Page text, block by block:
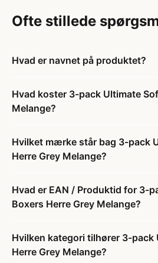
Ofte stillede
Hvad er navnet på produktet?
Hvad koster 3-pack Ultimate
Melange?
Hvilket mærke står bag 3-pack
Herre Grey Melange?
Hvad er EAN / Produktid for 3-
Boxers Herre Grey Melange?
Hvilken kategori tilhører 3-pack
Herre Grey Melange?